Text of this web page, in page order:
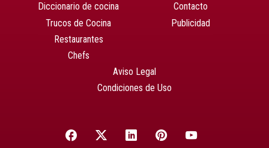
Diccionario de cocina
Trucos de Cocina
Restaurantes
Chefs
Contacto
Publicidad
Aviso Legal
Condiciones de Uso